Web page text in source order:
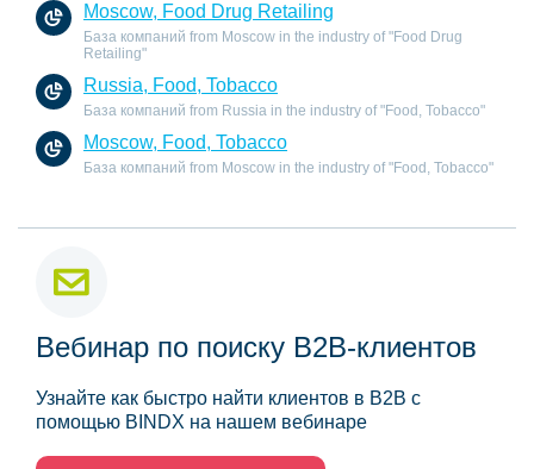
Moscow, Food Drug Retailing
База компаний from Moscow in the industry of "Food Drug
Retailing"
Russia, Food, Tobacco
База компаний from Russia in the industry of "Food, Tobacco"
Moscow, Food, Tobacco
База компаний from Moscow in the industry of "Food, Tobacco"
Вебинар по поиску B2B-клиентов
Узнайте как быстро найти клиентов в B2B с
помощью BINDX на нашем вебинаре